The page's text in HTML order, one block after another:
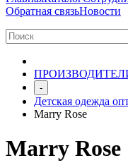
Обратная связьНовости
-
Детская одежда
Marry Rose
Marry Rose